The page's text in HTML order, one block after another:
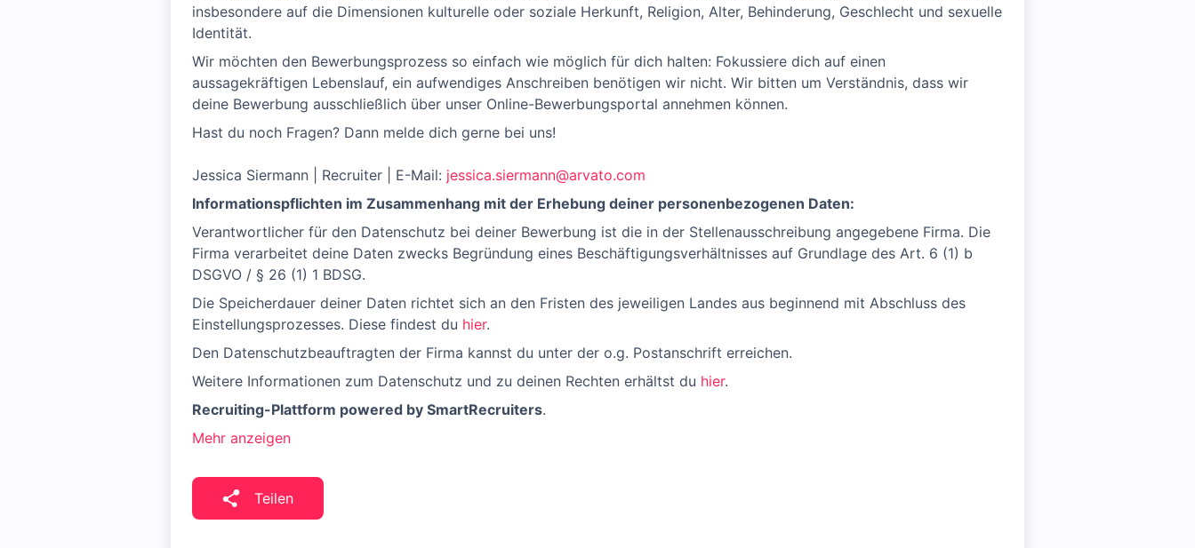
insbesondere auf die Dimensionen kulturelle oder soziale Herkunft, Religion, Alter, Behinderung, Geschlecht und sexuelle
Identität.
Wir möchten den Bewerbungsprozess so einfach wie möglich für dich halten: Fokussiere dich auf einen
aussagekräftigen Lebenslauf, ein aufwendiges Anschreiben benötigen wir nicht. Wir bitten um Verständnis, dass wir
deine Bewerbung ausschließlich über unser Online-Bewerbungsportal annehmen können.
Hast du noch Fragen? Dann melde dich gerne bei uns!
Jessica Siermann | Recruiter | E-Mail: jessica.siermann@arvato.com
Informationspflichten im Zusammenhang mit der Erhebung deiner personenbezogenen Daten:
Verantwortlicher für den Datenschutz bei deiner Bewerbung ist die in der Stellenausschreibung angegebene Firma. Die
Firma verarbeitet deine Daten zwecks Begründung eines Beschäftigungsverhältnisses auf Grundlage des Art. 6 (1) b
DSGVO / § 26 (1) 1 BDSG.
Die Speicherdauer deiner Daten richtet sich an den Fristen des jeweiligen Landes aus beginnend mit Abschluss des
Einstellungsprozesses. Diese findest du hier.
Den Datenschutzbeauftragten der Firma kannst du unter der o.g. Postanschrift erreichen.
Weitere Informationen zum Datenschutz und zu deinen Rechten erhältst du hier.
Recruiting-Plattform powered by SmartRecruiters.
Mehr anzeigen
Teilen